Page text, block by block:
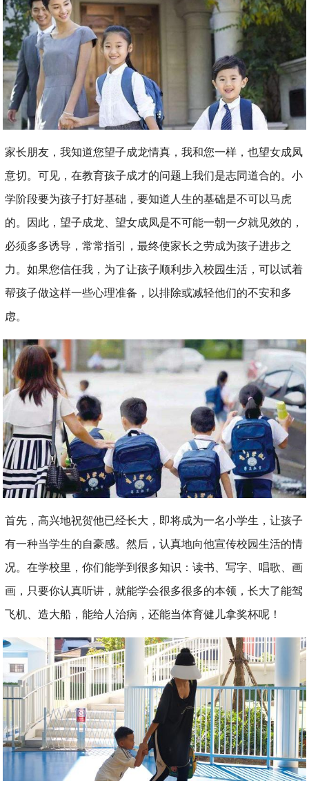
家长朋友，我知道您望子成龙情真，我和您一样，也望女成凤
意切。可见，在教育孩子成才的问题上我们是志同道合的。小
学阶段要为孩子打好基础，要知道人生的基础是不可以马虎
的。因此，望子成龙、望女成凤是不可能一朝一夕就见效的，
必须多多诱导，常常指引，最终使家长之劳成为孩子进步之
力。如果您信任我，为了让孩子顺利步入校园生活，可以试着
帮孩子做这样一些心理准备，以排除或减轻他们的不安和多
虑。
首先，高兴地祝贺他已经长大，即将成为一名小学生，让孩子
有一种当学生的自豪感。然后，认真地向他宣传校园生活的情
况。在学校里，你们能学到很多知识：读书、写字、唱歌、画
画，只要你认真听讲，就能学会很多很多的本领，长大了能驾
飞机、造大船，能给人治病，还能当体育健儿拿奖杯呢！